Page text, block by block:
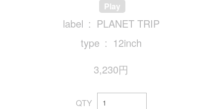
Play
label
PLANET TRIP
type
12inch
3,230円
QTY